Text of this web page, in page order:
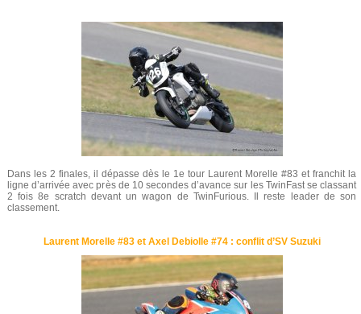
Dans les 2 finales, il dépasse dès le 1e tour Laurent Morelle #83 et franchit la
ligne d’arrivée avec près de 10 secondes d’avance sur les TwinFast se classant
2 fois 8e scratch devant un wagon de TwinFurious. Il reste leader de son
classement.
Laurent Morelle #83 et Axel Debiolle #74 : conflit d’SV Suzuki